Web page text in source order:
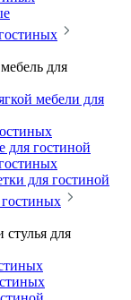
для
мебели для
для гостиной
для гостиной
для